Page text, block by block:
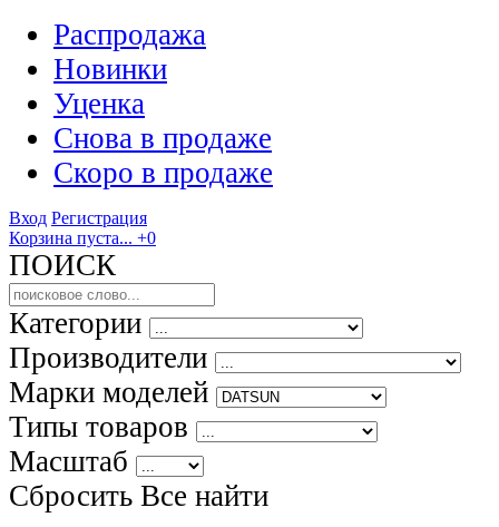
Распродажа
Новинки
Уценка
Снова в продаже
Скоро в продаже
Вход Регистрация
Корзина пуста... +0
ПОИСК
Категории
Производители
Марки моделей
Типы товаров
Масштаб
Сбросить Все найти